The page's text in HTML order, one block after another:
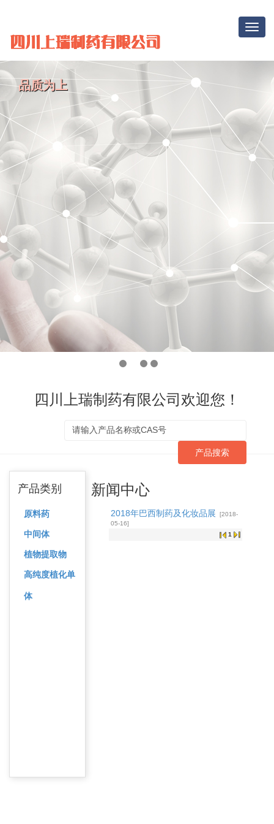
Toggle
品质为上
四川上瑞制药有限公司欢迎您！
产品搜索
产品类别
原料药
中间体
植物提取物
高纯度植化单
体
新闻中心
2018年巴西制药及化妆品展
[2018-
05-16]
1